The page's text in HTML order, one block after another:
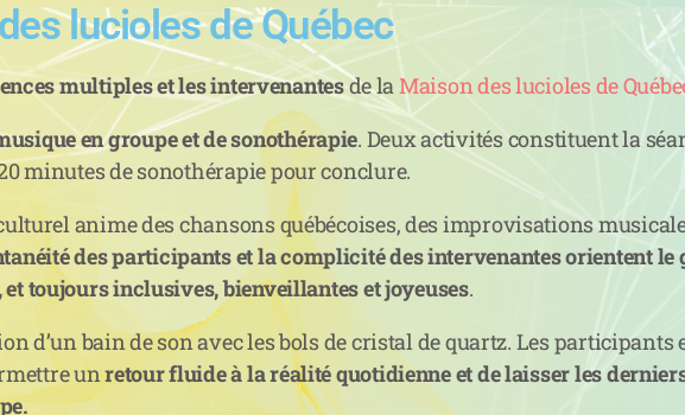
lucioles de Québec
multiples et les intervenantesde laMaison des lucioles de
en groupe et de sonothérapie. Deux activités constituent la
minutes de sonothérapie pour conclure.
anime des chansons québécoises, des improvisations
des participants et la complicité des intervenantes orientent le
toujours inclusives, bienveillantes et joyeuses.
d’un bain de son avec les bols de cristal de quartz. Les participants
unretour fluide à la réalité quotidienne et de laisser les